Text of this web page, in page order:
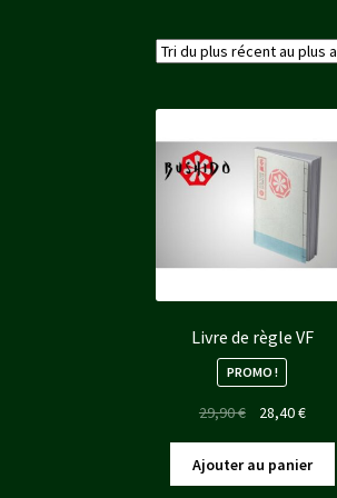
Livre de règle VF
PROMO !
29,90€
Le
initial
était :
28,40€Le
actuel
est :
Ajouter au panier